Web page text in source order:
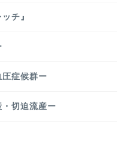
チ』
症候群ー
切迫流産ー